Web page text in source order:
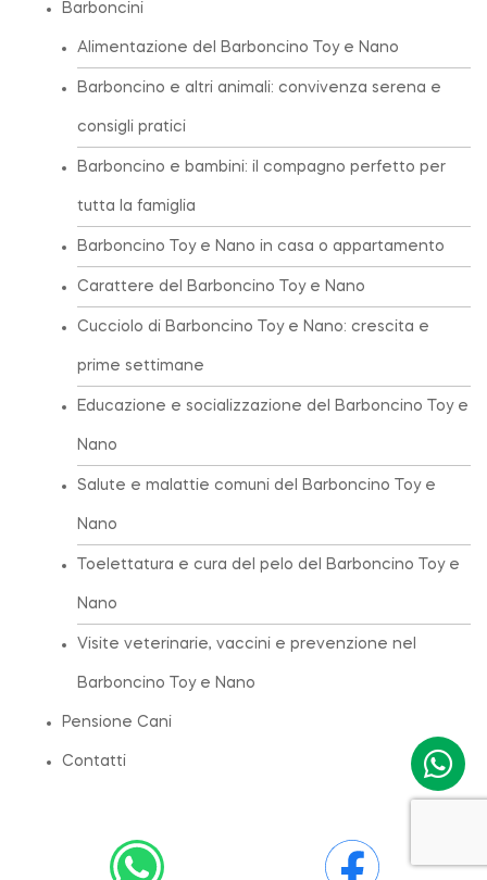
Barboncini
Alimentazione del Barboncino Toy e Nano
Barboncino e altri animali: convivenza serena e
consigli pratici
Barboncino e bambini: il compagno perfetto per
tutta la famiglia
Barboncino Toy e Nano in casa o appartamento
Carattere del Barboncino Toy e Nano
Cucciolo di Barboncino Toy e Nano: crescita e
prime settimane
Educazione e socializzazione del Barboncino Toy e
Nano
Salute e malattie comuni del Barboncino Toy e
Nano
Toelettatura e cura del pelo del Barboncino Toy e
Nano
Visite veterinarie, vaccini e prevenzione nel
Barboncino Toy e Nano
Pensione Cani
Contatti